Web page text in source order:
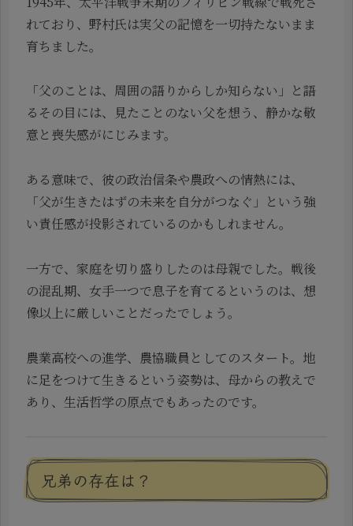
れており、野村氏は実父の記憶を一切持たないまま
育ちました。
「父のことは、周囲の語りからしか知らない」と語
るその目には、見たことのない父を想う、静かな敬
意と喪失感がにじみます。
ある意味で、彼の政治信条や農政への情熱には、
「父が生きたはずの未来を自分がつなぐ」という強
い責任感が投影されているのかもしれません。
一方で、家庭を切り盛りしたのは母親でした。戦後
の混乱期、女手一つで息子を育てるというのは、想
像以上に厳しいことだったでしょう。
農業高校への進学、農協職員としてのスタート。地
に足をつけて生きるという姿勢は、母からの教えで
あり、生活哲学の原点でもあったのです。
兄弟の存在は？